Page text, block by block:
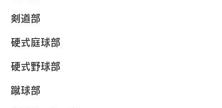
剣道部
硬式庭球部
硬式野球部
蹴球部